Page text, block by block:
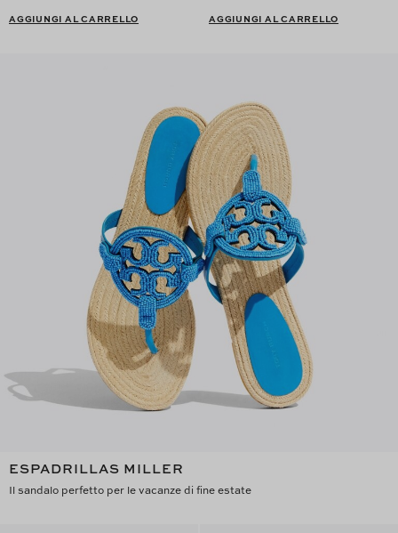
AGGIUNGI AL CARRELLO AGGIUNGI AL CARRELLO
ESPADRILLAS MILLER
Il sandalo perfetto per le vacanze di fine estate